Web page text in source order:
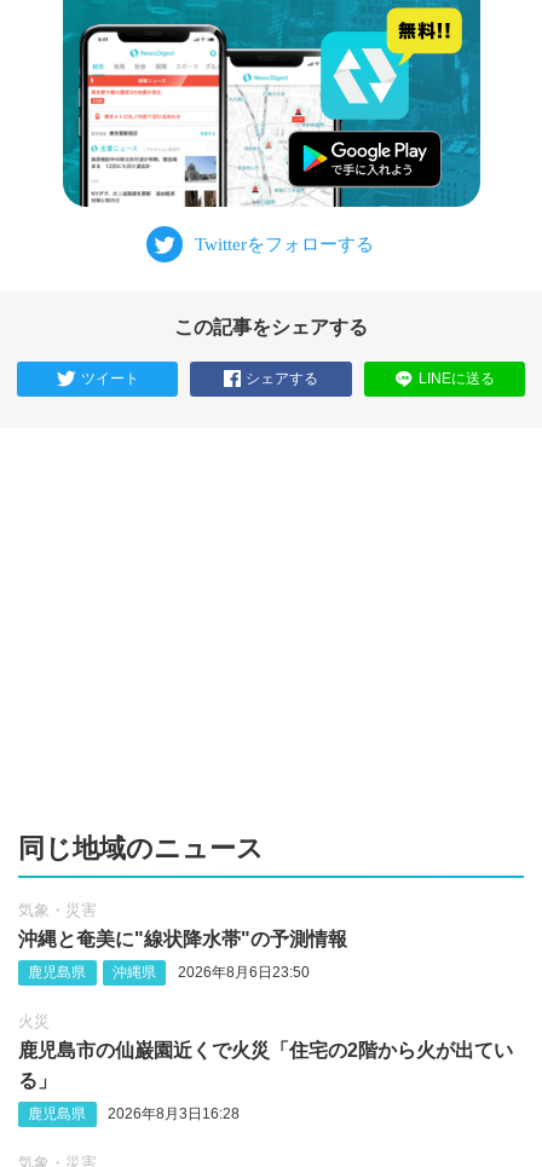
この記事をシェアする
ツイート シェアする LINEに送る
同じ地域のニュース
気象・災害
沖縄‪と奄美に"線状降水帯"の予測情報
鹿児島県 沖縄県 2026年8月6日23:50
火災
鹿児島市の仙巌園近くで火災「住宅の2階から火が出てい
る」
鹿児島県 2026年8月3日16:28
気象・災害